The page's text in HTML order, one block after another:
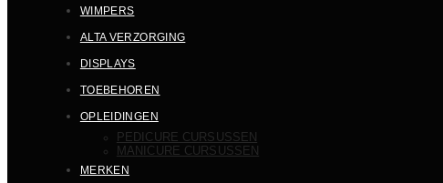
WIMPERS
ALTA VERZORGING
DISPLAYS
TOEBEHOREN
OPLEIDINGEN
PEDICURE CURSUSSEN
MANICURE CURSUSSEN
MERKEN